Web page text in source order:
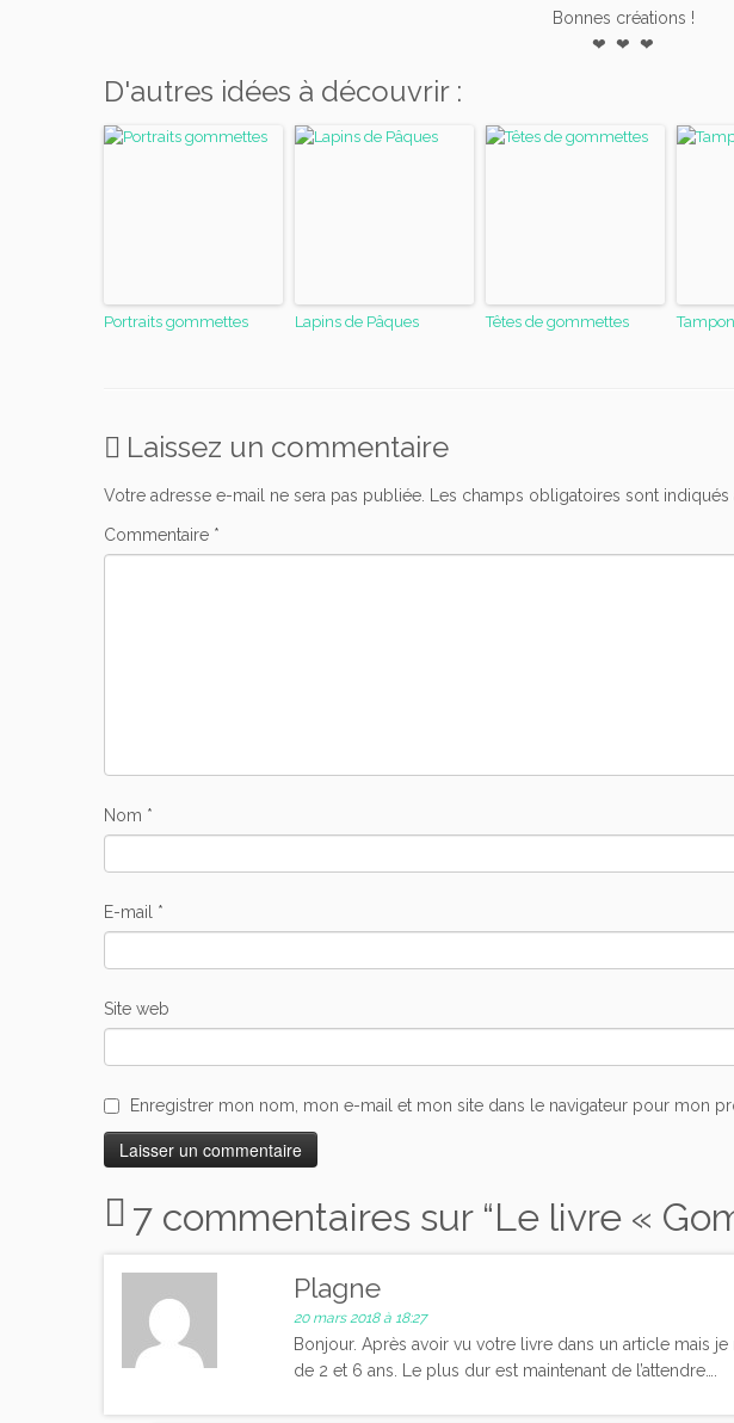
Bonnes créations !
❤︎ ❤︎ ❤︎
D'autres idées à découvrir :
Portraits gommettes Lapins de Pâques Têtes de gommettes
Laissez un commentaire
Votre adresse e-mail ne sera pas publiée. Les champs obligatoires sont indiqués
Commentaire *
Nom *
E-mail *
Site web
Enregistrer mon nom, mon e-mail et mon site dans le navigateur pour mon
7 commentaires sur “Le livre «
Plagne
20 mars 2018 à 18:27
Bonjour. Après avoir vu votre livre dans un article mais
de 2 et 6 ans. Le plus dur est maintenant de l’attendre….